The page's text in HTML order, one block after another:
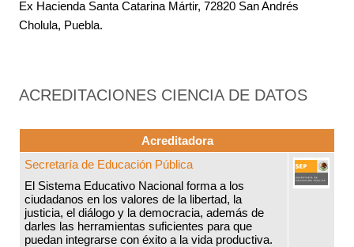
Ex Hacienda Santa Catarina Mártir, 72820 San Andrés
Cholula, Puebla.
ACREDITACIONES CIENCIA DE DATOS
Acreditadora
Secretaría de Educación Pública
El Sistema Educativo Nacional forma a los
ciudadanos en los valores de la libertad, la
justicia, el diálogo y la democracia, además de
darles las herramientas suficientes para que
puedan integrarse con éxito a la vida productiva.